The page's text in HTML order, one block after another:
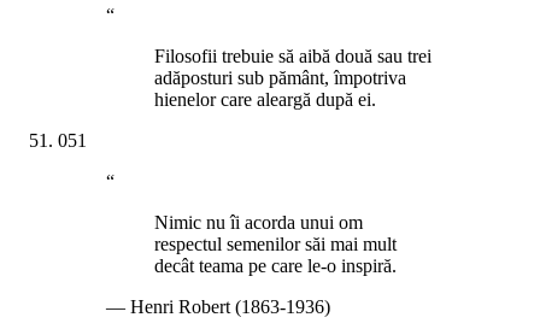
“
Filosofii trebuie să aibă două sau trei
adăposturi sub pământ, împotriva
hienelor care aleargă după ei.
051
“
Nimic nu îi acorda unui om
respectul semenilor săi mai mult
decât teama pe care le-o inspiră.
— Henri Robert (1863-1936)